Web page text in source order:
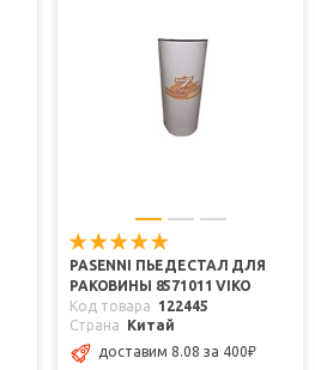
PASENNI ПЬЕДЕСТАЛ ДЛЯ
РАКОВИНЫ 8571011 VIKO
Код товара
122445
Страна
Китай
доставим 8.08 за 400₽